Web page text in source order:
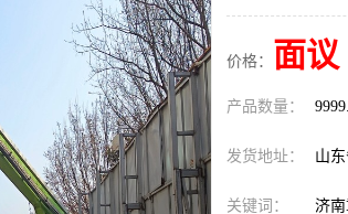
价格： 面议
产品数量：
发货地址： 山
关键词： 济